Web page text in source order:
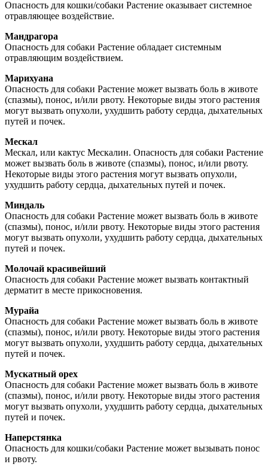
Опасность для кошки/собаки Растение оказывает системное
отравляющее воздействие.
Мандрагора
Опасность для собаки Растение обладает системным
отравляющим воздействием.
Марихуана
Опасность для собаки Растение может вызвать боль в животе
(спазмы), понос, и/или рвоту. Некоторые виды этого растения
могут вызвать опухоли, ухудшить работу сердца, дыхательных
путей и почек.
Мескал
Мескал, или кактус Мескалин. Опасность для собаки Растение
может вызвать боль в животе (спазмы), понос, и/или рвоту.
Некоторые виды этого растения могут вызвать опухоли,
ухудшить работу сердца, дыхательных путей и почек.
Миндаль
Опасность для собаки Растение может вызвать боль в животе
(спазмы), понос, и/или рвоту. Некоторые виды этого растения
могут вызвать опухоли, ухудшить работу сердца, дыхательных
путей и почек.
Молочай красивейший
Опасность для собаки Растение может вызвать контактный
дерматит в месте прикосновения.
Мурайа
Опасность для собаки Растение может вызвать боль в животе
(спазмы), понос, и/или рвоту. Некоторые виды этого растения
могут вызвать опухоли, ухудшить работу сердца, дыхательных
путей и почек.
Мускатный орех
Опасность для собаки Растение может вызвать боль в животе
(спазмы), понос, и/или рвоту. Некоторые виды этого растения
могут вызвать опухоли, ухудшить работу сердца, дыхательных
путей и почек.
Наперстянка
Опасность для кошки/собаки Растение может вызывать понос
и рвоту.